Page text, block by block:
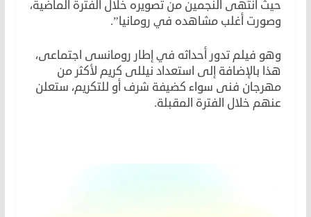
حيث انتهى النجمين من تصويره خلال الفترة الماضية،
وصورت أغلب مشاهده في رومانيا”.
وهو فيلم تدور أحداثه في إطار رومانسى اجتماعى،
هذا بالإضافة إلى استعداد نيللى كريم لأكثر من
مهرجان فنى سواء كضيفة شرف أو للتكريم، ستعلن
عنهم خلال الفترة المقبلة.